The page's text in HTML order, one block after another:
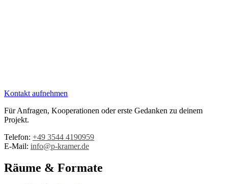
Kontakt aufnehmen
Für Anfragen, Kooperationen oder erste Gedanken zu deinem
Projekt.
Telefon: +49 3544 4190959‬
E-Mail: info@p-kramer.de
Räume & Formate